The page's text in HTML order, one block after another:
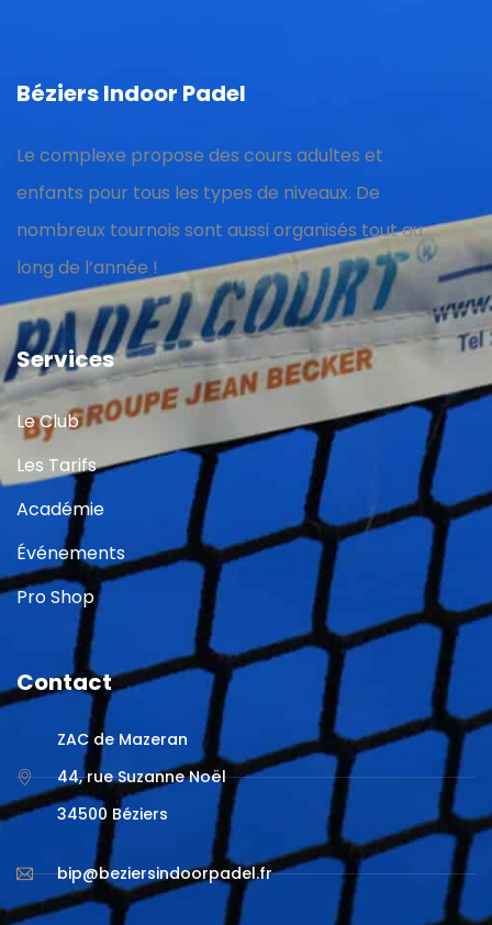
Béziers Indoor Padel
Le complexe propose des cours adultes et
enfants pour tous les types de niveaux. De
nombreux tournois sont aussi organisés tout au
long de l’année !
Services
Le Club
Les Tarifs
Académie
Événements
Pro Shop
Contact
ZAC de Mazeran
44, rue Suzanne Noël
34500 Béziers
bip@beziersindoorpadel.fr